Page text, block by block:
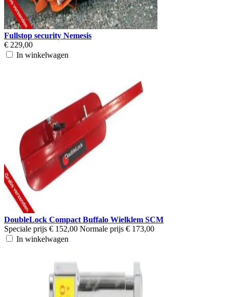
Fullstop security Nemesis
€ 229,00
In winkelwagen
DoubleLock Compact Buffalo Wielklem SCM
Speciale prijs € 152,00 Normale prijs € 173,00
In winkelwagen